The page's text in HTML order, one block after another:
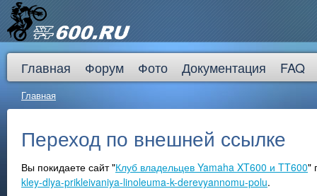
Главная Форум Фото Документация FAQ
Главная
Переход по внешней ссылке
Вы покидаете сайт "Клуб владельцев Yamaha XT600 и TT600"
kley-dlya-prikleivaniya-linoleuma-k-derevyannomu-polu.